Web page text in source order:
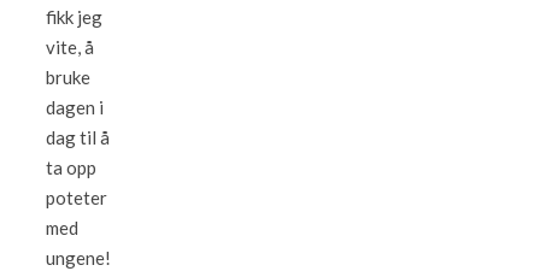
fikk jeg
vite, å
bruke
dagen i
dag til å
ta opp
poteter
med
ungene!